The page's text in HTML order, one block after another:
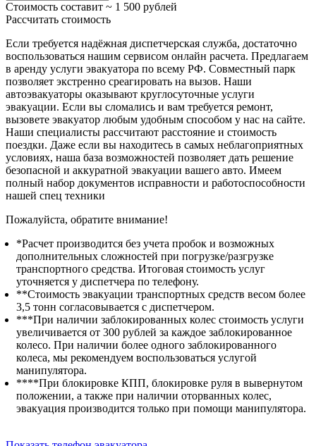
Стоимость составит ~ 1 500 рублей
Рассчитать стоимость
Если требуется надёжная диспетчерская служба, достаточно
воспользоваться нашим сервисом онлайн расчета. Предлагаем
в аренду услуги эвакуатора по всему РФ. Совместный парк
позволяет экстренно среагировать на вызов. Наши
автоэвакуаторы оказывают круглосуточные услуги
эвакуации. Если вы сломались и вам требуется ремонт,
вызовете эвакуатор любым удобным способом у нас на сайте.
Наши специалисты рассчитают расстояние и стоимость
поездки. Даже если вы находитесь в самых неблагоприятных
условиях, наша база возможностей позволяет дать решение
безопасной и аккуратной эвакуации вашего авто. Имеем
полный набор документов исправности и работоспособности
нашей спец техники
Пожалуйста, обратите внимание!
*Расчет производится без учета пробок и возможных
дополнительных сложностей при погрузке/разгрузке
транспортного средства. Итоговая стоимость услуг
уточняется у диспетчера по телефону.
**Стоимость эвакуации транспортных средств весом более
3,5 тонн согласовывается с диспетчером.
***При наличии заблокированных колес стоимость услуги
увеличивается от 300 рублей за каждое заблокированное
колесо. При наличии более одного заблокированного
колеса, мы рекомендуем воспользоваться услугой
манипулятора.
****При блокировке КПП, блокировке руля в вывернутом
положении, а также при наличии оторванных колес,
эвакуация производится только при помощи манипулятора.